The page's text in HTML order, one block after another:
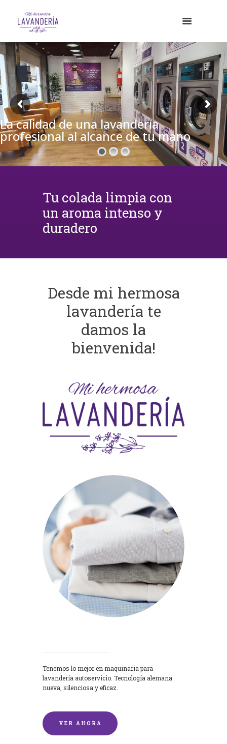
La calidad de una lavandería
profesional al alcance de tu mano
Tu colada limpia con
un aroma intenso y
duradero
Desde mi hermosa
lavandería te
damos la
bienvenida!
Tenemos lo mejor en maquinaria para
lavandería autoservicio. Tecnología alemana
nueva, silenciosa y eficaz.
VER AHORA